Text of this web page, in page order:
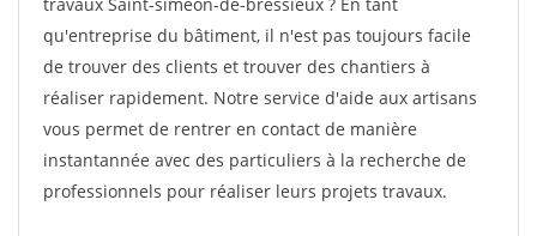
qu'entreprise du bâtiment, il n'est pas toujours facile
de trouver des clients et trouver des chantiers à
réaliser rapidement. Notre service d'aide aux artisans
vous permet de rentrer en contact de manière
instantannée avec des particuliers à la recherche de
professionnels pour réaliser leurs projets travaux.